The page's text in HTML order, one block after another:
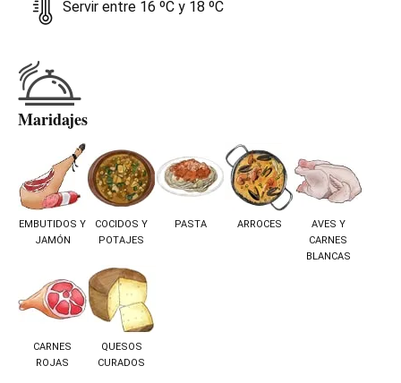
Servir entre 16 ºC y 18 ºC
Maridajes
EMBUTIDOS Y
JAMÓN
COCIDOS Y
POTAJES
PASTA ARROCES
AVES Y
CARNES
BLANCAS
CARNES
ROJAS
QUESOS
CURADOS